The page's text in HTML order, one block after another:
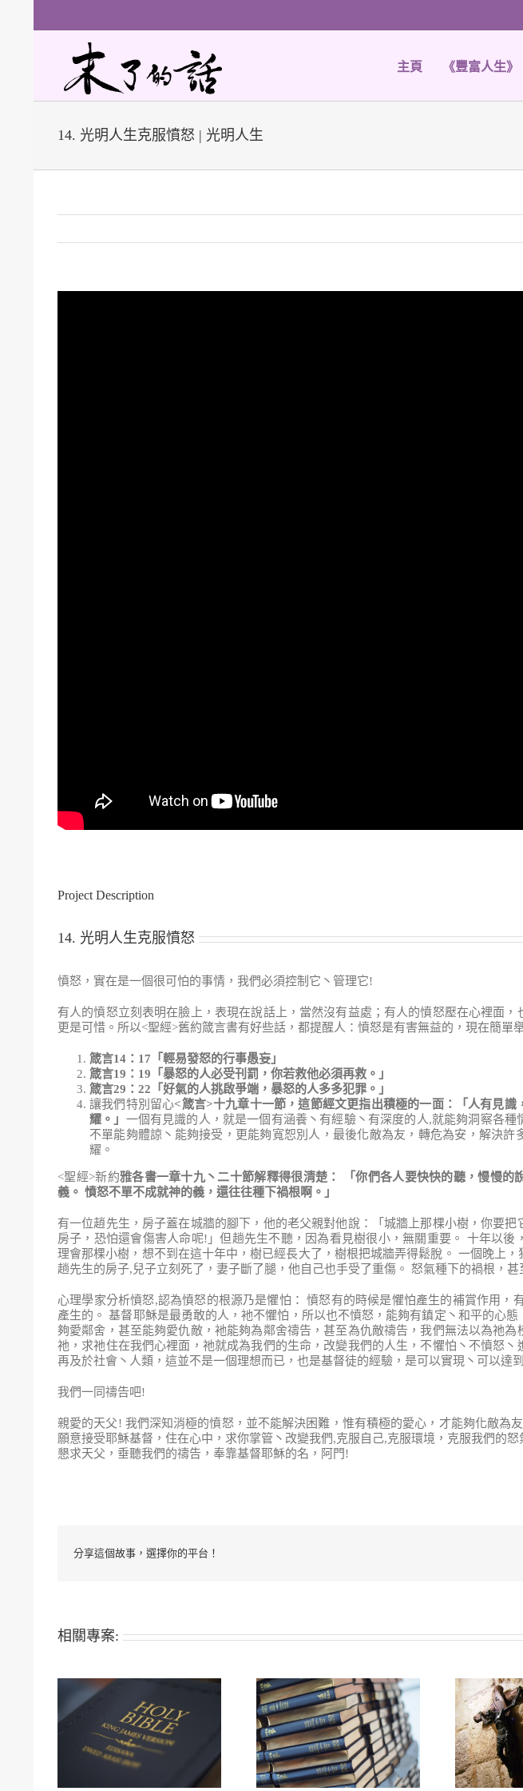
主頁 《豐富人生》
14. 光明人生克服憤怒 | 光明人生
Project Description
14. 光明人生克服憤怒
憤怒，實在是一個很可怕的事情，我們必須控制它丶管理它!
有人的憤怒立刻表明在臉上，表現在說話上，當然沒有益處；有人的憤怒壓在心裡面，
更是可惜。所以<聖經>舊約箴言書有好些話，都提醒人：憤怒是有害無益的，現在簡單
箴言14 ： 17 「輕易發怒的行事愚妄」
箴言19 ： 19 「暴怒的人必受刊罰，你若救他必須再救。」
箴言29 ： 22 「好氣的人挑啟爭端，暴怒的人多多犯罪。」
讓我們特別留心<箴言>十九章十一節，這節經文更指出積極的一面：「人有見
耀。 」 一個有見識的人，就是一個有涵養丶有經驗丶有深度的人,就能夠洞察各種
不單能夠體諒丶能夠接受，更能夠寬恕別人，最後化敵為友，轉危為安，解決
耀。
<聖經>新約雅各書一章十九丶二十節解釋得很清楚 ： 「你們各人要快快的聽 ，慢慢的
義 。 憤怒不單不成就神的義 ， 還往往種下禍根啊 。 」
有一位趙先生，房子蓋在城牆的腳下，他的老父親對他說：「城牆上那棵小樹，你要
房子，恐怕還會傷害人命呢!」但趟先生不聽，因為看見樹很小，無關重要。 十年以
理會那棵小樹，想不到在這十年中，樹已經長大了，樹根把城牆弄得鬆脫。 一個晚上
趟先生的房子,兒子立刻死了，妻子斷了腿，他自己也手受了重傷。 怒氣種下的禍根，
心理學家分析憤怒,認為憤怒的根源乃是懼怕： 憤怒有的時候是懼怕產生的補賞作用，
產生的。 基督耶穌是最勇敢的人，衪不懼怕，所以也不憤怒，能夠有鎮定丶和平的心
夠愛鄰舍，甚至能夠愛仇敵，衪能夠為鄰舍禱告，甚至為仇敵禱告，我們無法以為祂
祂，求祂住在我們心裡面，祂就成為我們的生命，改變我們的人生，不懼怕丶不憤怒丶
再及於社會丶人類，這並不是一個理想而已，也是基督徒的經驗，是可以實現丶可以達
我們一同禱告吧!
親愛的天父! 我們深知消極的憤怒，並不能解決困難，惟有積極的愛心，才能夠化敵為
願意接受耶穌基督，住在心中，求你掌管丶改變我們,克服自己,克服環境，克服我們的
懇求天父，垂聽我們的禱告，奉靠基督耶穌的名，阿門!
分享這個故事，選擇你的平台！
相關專案: